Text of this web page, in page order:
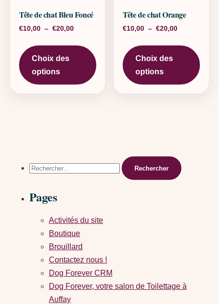
Tête de chat Bleu Foncé
€10,00 – €20,00Plage de prix : €10,00 à €20,00
Choix des
options
Ce produit a plusieurs variations.
Tête de chat Orange
€10,00 – €20,00Plage de
Choix des
options
Rechercher :
Pages
Activités du site
Boutique
Brouillard
Contactez nous !
Dog Forever CRM
Dog Forever, votre salon de Toilettage à
Auffay